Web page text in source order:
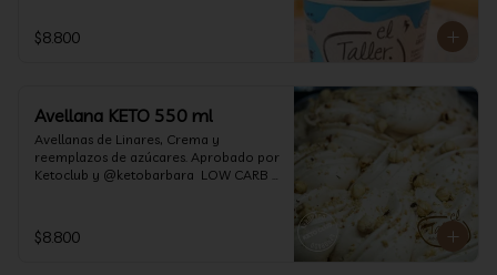
$8.800
Avellana KETO 550 ml
Avellanas de Linares, Crema y
reemplazos de azúcares. Aprobado por
Ketoclub y @ketobarbara  LOW CARB
$8.800